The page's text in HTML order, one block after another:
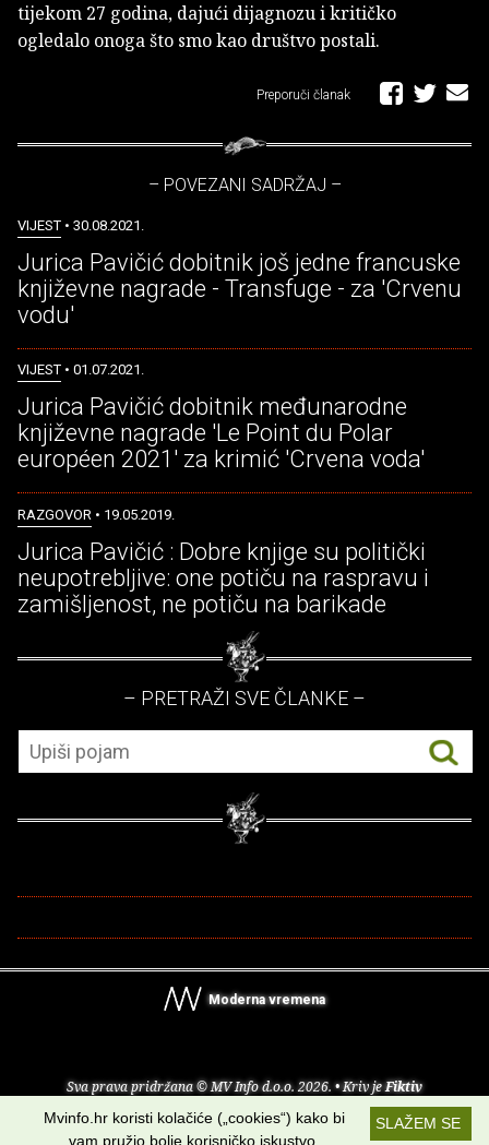
tijekom 27 godina, dajući dijagnozu i kritičko
ogledalo onoga što smo kao društvo postali.
Preporuči članak
– POVEZANI SADRŽAJ –
VIJEST • 30.08.2021.
Jurica Pavičić dobitnik još jedne francuske
književne nagrade - Transfuge - za 'Crvenu
vodu'
VIJEST • 01.07.2021.
Jurica Pavičić dobitnik međunarodne
književne nagrade 'Le Point du Polar
européen 2021' za krimić 'Crvena voda'
RAZGOVOR • 19.05.2019.
Jurica Pavičić : Dobre knjige su politički
neupotrebljive: one potiču na raspravu i
zamišljenost, ne potiču na barikade
– PRETRAŽI SVE ČLANKE –
Moderna vremena
Sva prava pridržana © MV Info d.o.o. 2026. • Kriv jeFiktiv
Uvjeti korištenja RSS kanaliSLAŽEM SE
Mvinfo.hr koristi kolačiće („cookies“) kako bi
vam pružio bolje korisničko iskustvo.